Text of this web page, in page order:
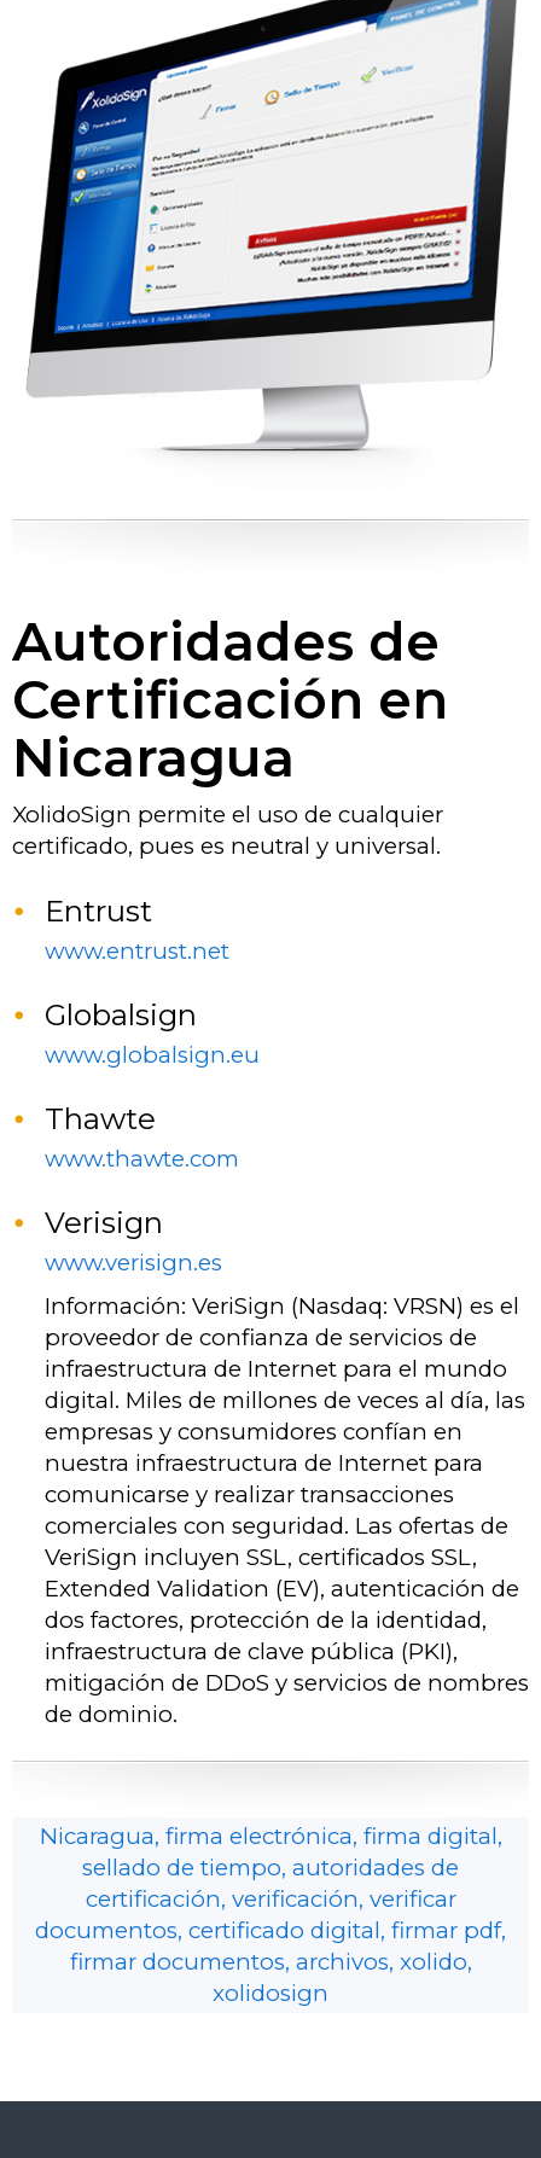
Autoridades de
Certificación en
Nicaragua
XolidoSign permite el uso de cualquier
certificado, pues es neutral y universal.
Entrust
www.entrust.net
Globalsign
www.globalsign.eu
Thawte
www.thawte.com
Verisign
www.verisign.es
Información: VeriSign (Nasdaq: VRSN) es el
proveedor de confianza de servicios de
infraestructura de Internet para el mundo
digital. Miles de millones de veces al día, las
empresas y consumidores confían en
nuestra infraestructura de Internet para
comunicarse y realizar transacciones
comerciales con seguridad. Las ofertas de
VeriSign incluyen SSL, certificados SSL,
Extended Validation (EV), autenticación de
dos factores, protección de la identidad,
infraestructura de clave pública (PKI),
mitigación de DDoS y servicios de nombres
de dominio.
Nicaragua, firma electrónica, firma digital,
sellado de tiempo, autoridades de
certificación, verificación, verificar
documentos, certificado digital, firmar pdf,
firmar documentos, archivos, xolido,
xolidosign